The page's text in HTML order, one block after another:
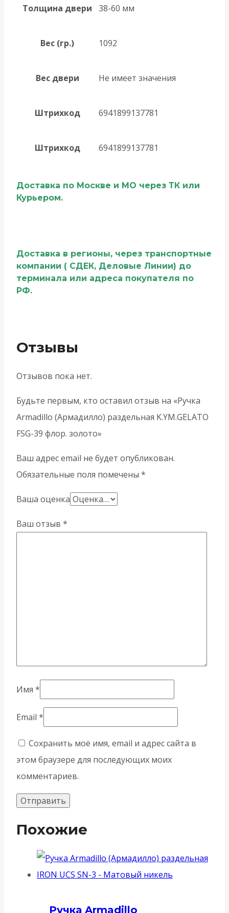
Толщина двери 38-60 мм
Вес (гр.) 1092
Вес двери Не имеет значения
Штрихкод 6941899137781
Штрихкод 6941899137781
Доставка по Москве и МО через ТК или
Курьером.
Доставка в регионы, через транспортные
компании ( СДЕК, Деловые Линии) до
терминала или адреса покупателя по
РФ.
Отзывы
Отзывов пока нет.
Будьте первым, кто оставил отзыв на «Ручка
Armadillo (Армадилло) раздельная K.YM.GELATO
FSG-39 флор. золото»
Ваш адрес email не будет опубликован.
Обязательные поля помечены *
Ваша оценка
Ваш отзыв *
Имя *
Email *
Сохранить моё имя, email и адрес сайта в
этом браузере для последующих моих
комментариев.
Похожие
Ручка Armadillo